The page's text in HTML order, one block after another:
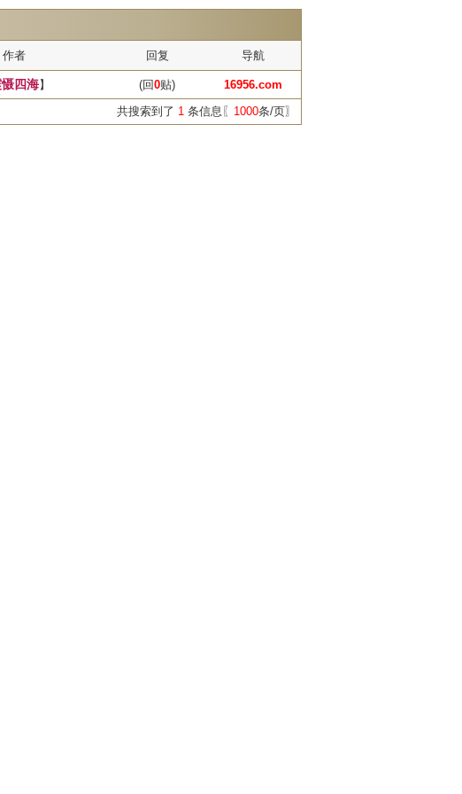
作者 回复 导航
慑四海】 (回0贴)
16956.com
共搜索到了 1 条信息〖 1000条/页〗